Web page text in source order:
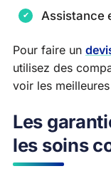
Assistance
Pour faire un
utilisez des
voir les
Les
les soins